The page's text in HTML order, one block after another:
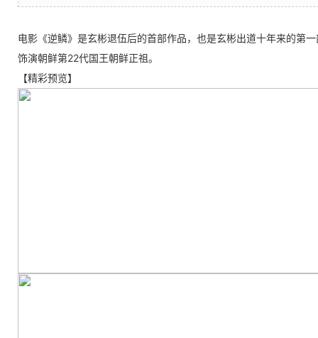
电影《逆鳞》是玄彬退伍后的首部作品，也是玄彬出道十年来的第
饰演朝鲜第22代国王朝鲜正祖。
【精彩预览】